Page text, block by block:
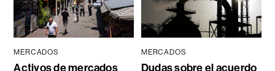
MERCADOS
Activos de mercados
MERCADOS
Dudas sobre el acuerdo